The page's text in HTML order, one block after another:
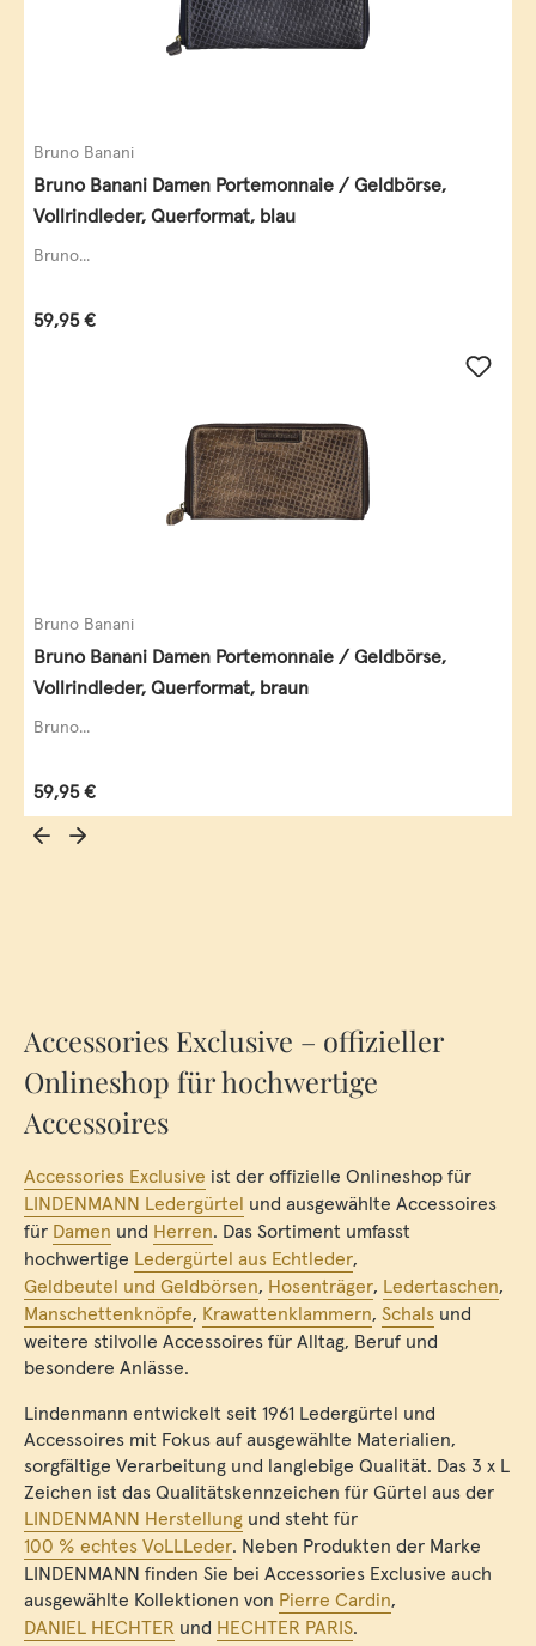
Bruno Banani
Bruno Banani Damen Portemonnaie / Geldbörse,
Vollrindleder, Querformat, blau
Bruno...
Regulärer Preis:
59,95 €
Bruno Banani
Bruno Banani Damen Portemonnaie / Geldbörse,
Vollrindleder, Querformat, braun
Bruno...
Regulärer Preis:
59,95 €
Accessories Exclusive – offizieller
Onlineshop für hochwertige
Accessoires
Accessories Exclusive ist der offizielle Onlineshop für
LINDENMANN Ledergürtel und ausgewählte Accessoires
für Damen und Herren. Das Sortiment umfasst
hochwertige Ledergürtel aus Echtleder,
Geldbeutel und Geldbörsen, Hosenträger, Ledertaschen,
Manschettenknöpfe, Krawattenklammern, Schals und
weitere stilvolle Accessoires für Alltag, Beruf und
besondere Anlässe.
Lindenmann entwickelt seit 1961 Ledergürtel und
Accessoires mit Fokus auf ausgewählte Materialien,
sorgfältige Verarbeitung und langlebige Qualität. Das 3 x L
Zeichen ist das Qualitätskennzeichen für Gürtel aus der
LINDENMANN Herstellung und steht für
100 % echtes VoLLLeder. Neben Produkten der Marke
LINDENMANN finden Sie bei Accessories Exclusive auch
ausgewählte Kollektionen von Pierre Cardin,
DANIEL HECHTER und HECHTER PARIS.